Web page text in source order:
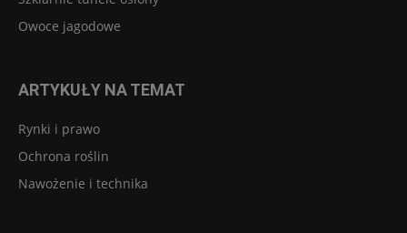
Owoce jagodowe
ARTYKUŁY NA TEMAT
Rynki i prawo
Ochrona roślin
Nawożenie i technika